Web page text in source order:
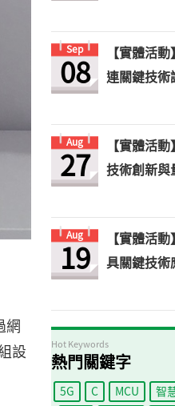
網
設
Sep
08
【實體活
連關鍵技術
Aug
27
【實體活
技術創新與
Aug
19
【實體活
具關鍵技
Hot Keywords
熱門關鍵字
5G C MCU 智